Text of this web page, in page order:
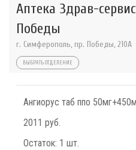
Аптека Здрав-
Победы
г. Симферополь, пр. Победы, 210A
ВЫБРАТЬ ОТДЕЛЕНИЕ
Ангиорус таб ппо
2011 руб.
Остаток: 1 шт.